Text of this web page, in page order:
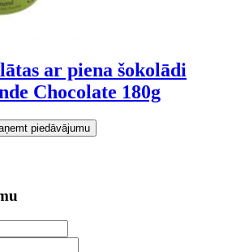
ar piena šokolādi
Chocolate 180g
piedāvājumu